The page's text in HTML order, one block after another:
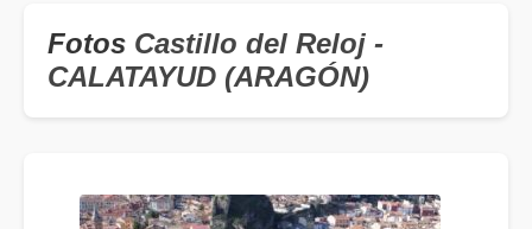
Fotos Castillo del Reloj -
CALATAYUD (ARAGÓN)